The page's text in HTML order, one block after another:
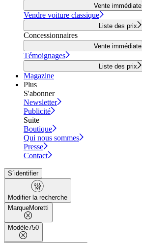
Vente immédiate
Vendre voiture classique
Liste des prix
Concessionnaires
Vente immédiate
Témoignages
Liste des prix
Magazine
Plus
S'abonner
Newsletter
Publicité
Suite
Boutique
Qui nous sommes
Presse
Contact
S´identifier
Modifier la recherche
MarqueMoretti
Modèle750